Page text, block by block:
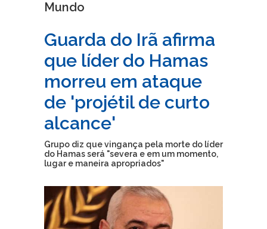
Mundo
Guarda do Irã afirma
que líder do Hamas
morreu em ataque
de 'projétil de curto
alcance'
Grupo diz que vingança pela morte do líder
do Hamas será "severa e em um momento,
lugar e maneira apropriados"